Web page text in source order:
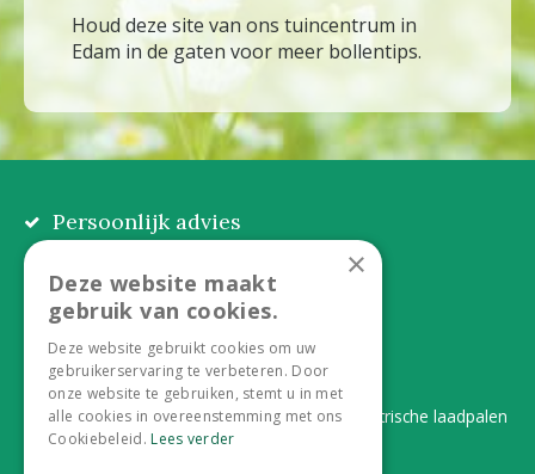
Houd deze site van ons tuincentrum in
Edam in de gaten voor meer bollentips.
Persoonlijk advies
Alles onder één dak
Duurzaam en dorpsgemak
Lever je statiegeldflessen bij ons in én elektrische laadpalen
×
Deze website maakt
gebruik van cookies.
Deze website gebruikt cookies om uw
gebruikerservaring te verbeteren. Door
onze website te gebruiken, stemt u in met
alle cookies in overeenstemming met ons
Cookiebeleid. Lees verder